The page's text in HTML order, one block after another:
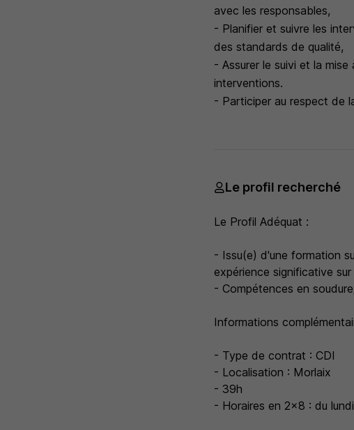
avec les responsables,
- Planifier et suivre les
des standards de qualité,
- Assurer le suivi et la
interventions.
- Participer au respect de
Le profil recherché
Le Profil Adéquat :
- Issu(e) d'une formation
expérience significative
- Compétences en
Informations
- Type de contrat : CDI
- Localisation : Morlaix
- 39h
- Horaires en 2x8 : du